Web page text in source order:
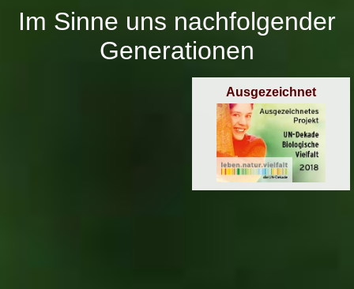
Im Sinne uns nachfolgender
Generationen
Ausgezeichnet